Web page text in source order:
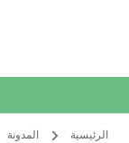
الرئيسية المدونة